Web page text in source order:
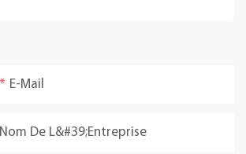
E-Mail
Nom De L&#39;entreprise